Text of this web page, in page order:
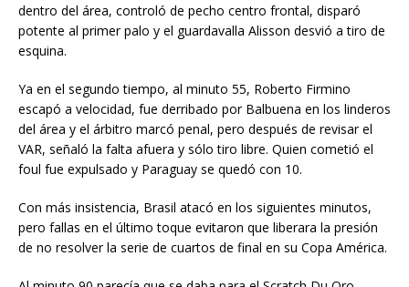
dentro del área, controló de pecho centro frontal, disparó
potente al primer palo y el guardavalla Alisson desvió a tiro de
esquina.
Ya en el segundo tiempo, al minuto 55, Roberto Firmino
escapó a velocidad, fue derribado por Balbuena en los linderos
del área y el árbitro marcó penal, pero después de revisar el
VAR, señaló la falta afuera y sólo tiro libre. Quien cometió el
foul fue expulsado y Paraguay se quedó con 10.
Con más insistencia, Brasil atacó en los siguientes minutos,
pero fallas en el último toque evitaron que liberara la presión
de no resolver la serie de cuartos de final en su Copa América.